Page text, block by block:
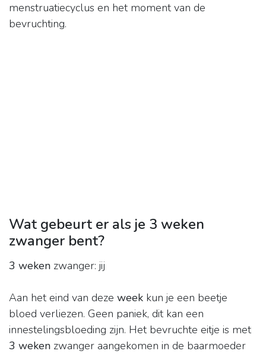
menstruatiecyclus en het moment van de
bevruchting.
Wat gebeurt er als je 3 weken
zwanger bent?
3 weken zwanger: jij
Aan het eind van deze week kun je een beetje
bloed verliezen. Geen paniek, dit kan een
innestelingsbloeding zijn. Het bevruchte eitje is met
3 weken zwanger aangekomen in de baarmoeder